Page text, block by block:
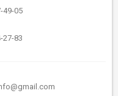
49-05
27-83